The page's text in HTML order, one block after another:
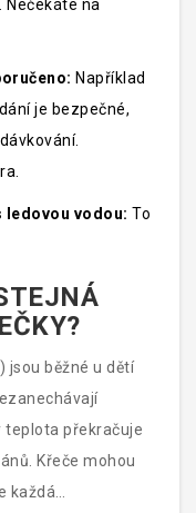
Nečekáte na
Například
je bezpečné,
ledovou vodou: To
jsou běžné u dětí
teplota překračuje
Křeče mohou
každá